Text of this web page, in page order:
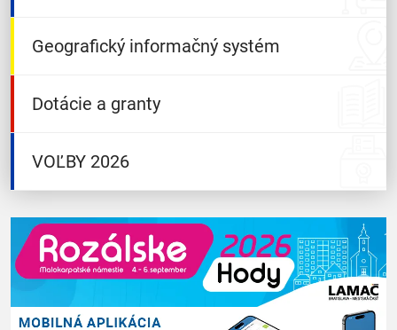
Geografický informačný systém
Dotácie a granty
VOĽBY 2026